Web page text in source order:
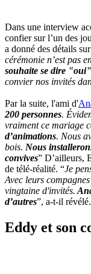
Dans une interview
confier sur l’un des
a donné des détails
cérémonie n’est pas
souhaite se dire
convier nos invités
Par la suite, l'ami d'
200 personnes.
vraiment ce mariage
d’animations. Nous
bois. Nous
convives” D’ailleurs,
de télé-réalité. “Je
Avec leurs
vingtaine d'invités.
d’autres”, a-t-il révélé.
Eddy et son